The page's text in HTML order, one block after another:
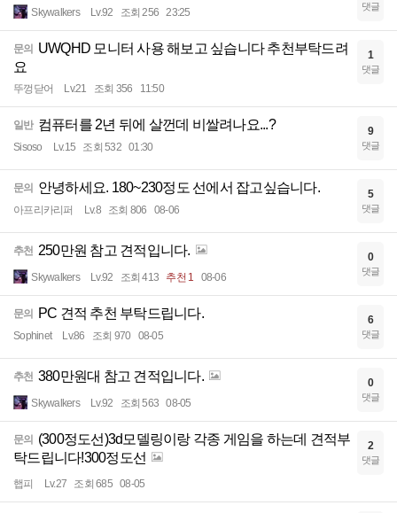
Skywalkers Lv.92 조회 256 23:25 댓글
문의
UWQHD 모니터 사용 해보고 싶습니다 추천부탁드려
요
뚜껑닫어 Lv.21 조회 356 11:50
1
댓글
일반 컴퓨터를 2년 뒤에 살껀데 비쌀려나요...?
Sisoso Lv.15 조회 532 01:30
9
댓글
문의 안녕하세요. 180~230정도 선에서 잡고싶습니다.
아프리카리퍼 Lv.8 조회 806 08-06
5
댓글
추천 250만원 참고 견적입니다.
Skywalkers Lv.92 조회 413 추천 1 08-06
0
댓글
문의 PC 견적 추천 부탁드립니다.
Sophinet Lv.86 조회 970 08-05
6
댓글
추천 380만원대 참고 견적입니다.
Skywalkers Lv.92 조회 563 08-05
0
댓글
문의
(300정도선)3d모델링이랑 각종 게임을 하는데 견적부
탁드립니다!300정도선
햅피 Lv.27 조회 685 08-05
2
댓글